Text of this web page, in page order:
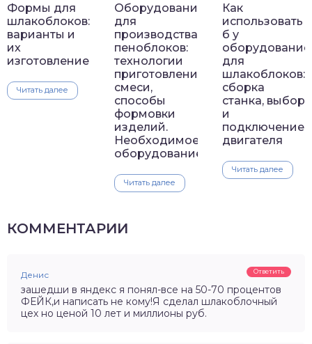
Формы для
шлакоблоков:
варианты и
их
изготовление
Читать далее
Оборудование
для
производства
пеноблоков:
технологии
приготовления
смеси,
способы
формовки
изделий.
Необходимое
оборудование
Читать далее
Как
использовать
б у
оборудование
для
шлакоблоков:
сборка
станка, выбор
и
подключение
двигателя
Читать далее
КОММЕНТАРИИ
Денис Ответить
зашедши в яндекс я понял-все на 50-70 процентов
ФЕЙК,и написать не кому!Я сделал шлакоблочный
цех но ценой 10 лет и миллионы руб.